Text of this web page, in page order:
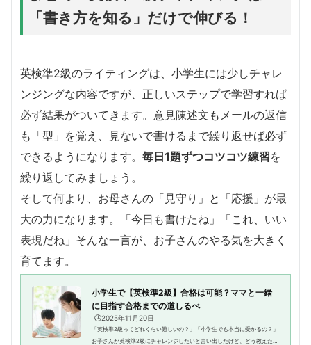
「書き方を知る」だけで伸びる！
英検準2級のライティングは、小学生には少しチャレ
ンジングな内容ですが、正しいステップで学習すれば
必ず結果がついてきます。意見陳述文もメールの返信
も「型」を覚え、見ないで書けるまで繰り返せば必ず
できるようになります。 毎日1題ずつコツコツ練習を
繰り返してみましょう。
そして何より、お母さんの「見守り」と「応援」が最
大の力になります。「今日も書けたね」「これ、いい
表現だね」そんな一言が、お子さんのやる気を大きく
育てます。
小学生で【英検準2級】合格は可能？ママと一緒
に目指す合格までの道しるべ
🕒️2025年11月20日
「英検準2級ってどれくらい難しいの？」「小学生でも本当に受かるの？」
お子さんが英検準2級にチャレンジしたいと言い出したけど、どう教えたら